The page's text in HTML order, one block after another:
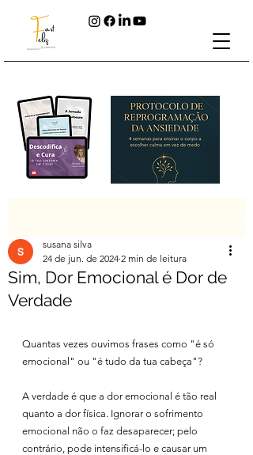
Sim, Dor Emocional é Dor de
Verdade
susana silva
24 de jun. de 2024 2 min de leitura
Quantas vezes ouvimos frases como "é só
emocional" ou "é tudo da tua cabeça"?
A verdade é que a dor emocional é tão real
quanto a dor física. Ignorar o sofrimento
emocional não o faz desaparecer; pelo
contrário, pode intensificá-lo e causar um